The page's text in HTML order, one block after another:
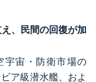
、民間の回復が加
宇宙・防衛市場の
ア級潜水艦、およ